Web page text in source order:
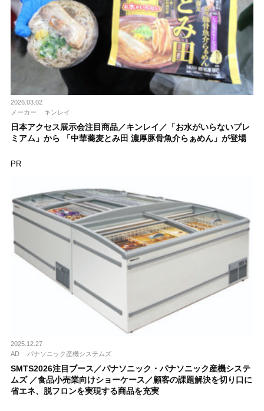
2026.03.02
メーカー
キンレイ
日本アクセス展示会注目商品／キンレイ／「お水がいらないプレ
ミアム」から 「中華蕎麦とみ田 濃厚豚骨魚介らぁめん」が登場
PR
2025.12.27
AD
パナソニック産機システムズ
SMTS2026注目ブース／パナソニック・パナソニック産機システ
ムズ ／食品小売業向けショーケース／顧客の課題解決を切り口に
省エネ、脱フロンを実現する商品を充実